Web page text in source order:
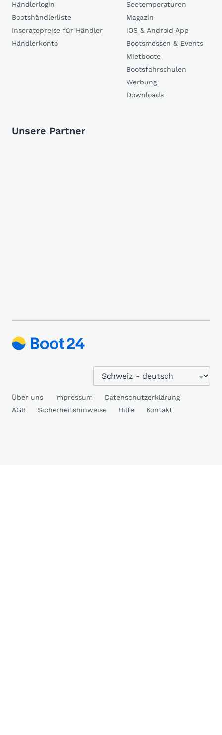
Händlerlogin
Bootshändlerliste
Inseratepreise für Händler
Händlerkonto
Seetemperaturen
Magazin
iOS & Android App
Bootsmessen & Events
Mietboote
Bootsfahrschulen
Werbung
Downloads
Unsere Partner
Über uns Impressum
Datenschutzerklärung
AGB
Sicherheitshinweise Hilfe Kontakt